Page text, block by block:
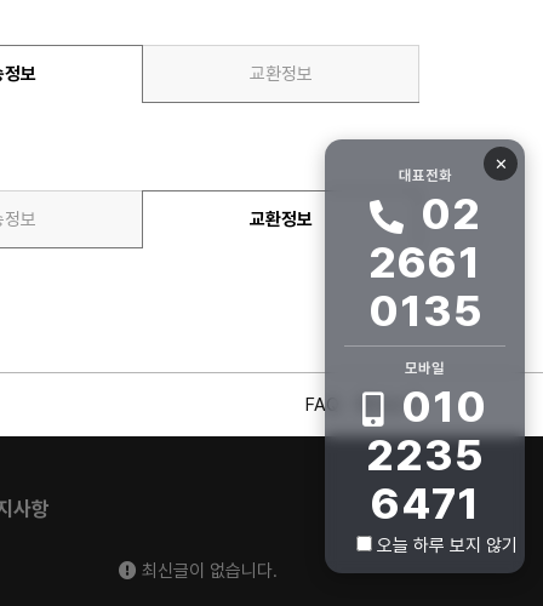
정보 교환정보
정보 교환정보
FAQ 회사소개
사항
최신글이 없습니다.
✕
대표전화
02
2661
0135
모바일
010
2235
6471
오늘 하루 보지 않기